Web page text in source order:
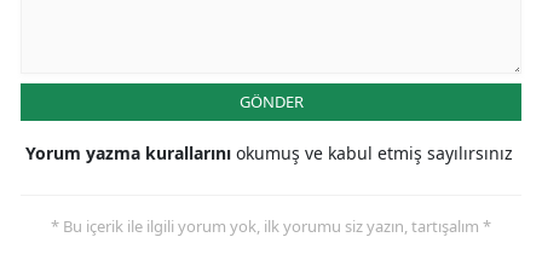
GÖNDER
Yorum yazma kurallarını okumuş ve kabul etmiş sayılırsınız
* Bu içerik ile ilgili yorum yok, ilk yorumu siz yazın, tartışalım *